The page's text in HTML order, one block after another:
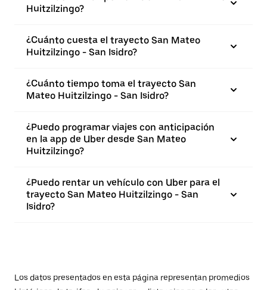
Huitzilzingo?
¿Cuánto cuesta el trayecto San Mateo
Huitzilzingo - San Isidro?
¿Cuánto tiempo toma el trayecto San
Mateo Huitzilzingo - San Isidro?
¿Puedo programar viajes con anticipación
en la app de Uber desde San Mateo
Huitzilzingo?
¿Puedo rentar un vehículo con Uber para el
trayecto San Mateo Huitzilzingo - San
Isidro?
Los datos presentados en esta página representan promedios